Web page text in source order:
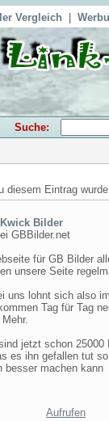
Vergleich
Suche:
diesem Eintrag
Bilder
GBBilder.net
für GB Bilder
unsere Seite
uns lohnt sich also
Tag für Tag
jetzt schon 25000
es ihn gefallen tut
besser machen kann
Aufrufen